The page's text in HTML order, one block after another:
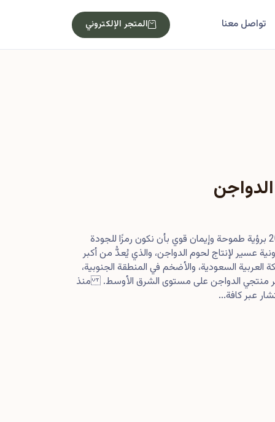
تواصل معنا المتجر الإلكتروني
بدأت رحلتنا في أصول عام 2013 برؤية طموحة وإيمان قوي بأن نكون رمزًا للجودة
عسير لإنتاج لحوم الدواجن، والذي يُعدُّ من أكبر
السعودية، والأضخم في المنطقة الجنوبية،
منتجي الدواجن على مستوى الشرق الأوسط. منذ
عبر كافة...